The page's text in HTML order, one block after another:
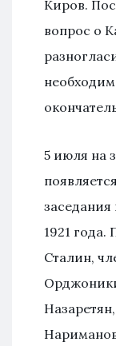
Киров.
вопрос о
5 июля на
1921
Сталин,